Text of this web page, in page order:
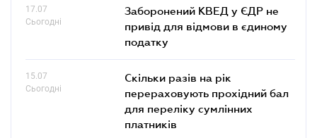
17.07
Сьогодні
Заборонений КВЕД у ЄДР не
привід для відмови в єдиному
податку
15.07
Сьогодні
Скільки разів на рік
перераховують прохідний бал
для переліку сумлінних
платників